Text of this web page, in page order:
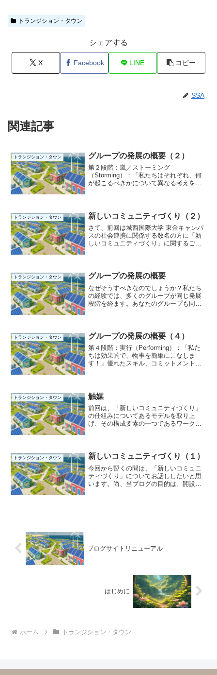
トランジション・タウン
シェアする
X Facebook LINE コピー
SSA
関連記事
トランジション・タウン グループの発展の概要（２）
第２段階：嵐／ストーミング
（Storming）：「私たちはそれぞれ、何
が起こるべきかについて異なる考えを持
係が築かれています。争いを...
トランジション・タウン 新しいコミュニティづくり（２）
さて、前回は城西国際大学 東金キャンパ
スの社会連携に関係する数名の方に「新
しいコミュニティづくり」に関するご提
動きを確認することはでき...
トランジション・タウン グループの発展の概要
なぜそうすべきなのでしょうか？私たち
の経験では、多くのグループが同じ発展
段階を経ます。あなたのグループも同様
何が起こっているのか、そ...
トランジション・タウン グループの発展の概要（４）
第４段階：実行（Performing）：「私た
ちは効果的で、物事を簡単にこなしま
す！」優れたスキル、コミットメント、
達成されます。有能...
トランジション・タウン 触媒
前回は、「新しいコミュニティづくり」
の仕組みについてあるモデルを取り上
げ、その構成要素の一つであるワークシ
像では分かりにくい部分があっ...
トランジション・タウン 新しいコミュニティづくり（１）
今回から暫くの間は、「新しいコミュニ
ティづくり」についてお話ししたいと思
います。尚、当ブログの目的は、開設当
ブログサイトリニューアル
はじめに
ホーム トランジション・タウン